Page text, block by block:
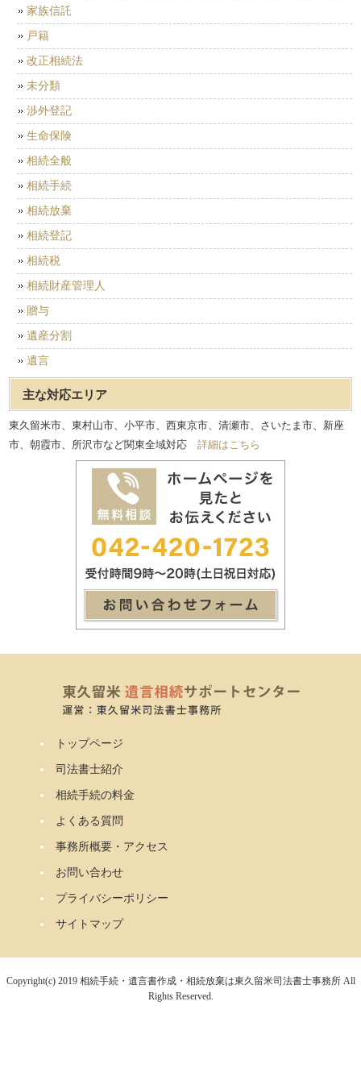
家族信託
戸籍
改正相続法
未分類
渉外登記
生命保険
相続全般
相続手続
相続放棄
相続登記
相続税
相続財産管理人
贈与
遺産分割
遺言
主な対応エリア
東久留米市、東村山市、小平市、西東京市、清瀬市、さいたま市、新座
市、朝霞市、所沢市など関東全域対応詳細はこちら
トップページ
司法書士紹介
相続手続の料金
よくある質問
事務所概要・アクセス
お問い合わせ
プライバシーポリシー
サイトマップ
Copyright(c) 2019 相続手続・遺言書作成・相続放棄は東久留米司法書士事務所 All
Rights Reserved.